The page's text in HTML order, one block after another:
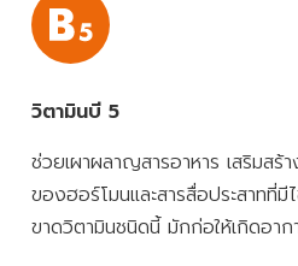
วิตามินบี 5
ช่วยเผาผลาญสารอาหาร เสริมส
ของฮอร์โมนและสารสื่อประสาทที่
ขาดวิตามินชนิดนี้ มักก่อให้เกิดอา